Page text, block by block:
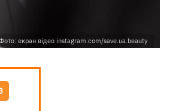
екран відео instagram.com/save.ua.beauty